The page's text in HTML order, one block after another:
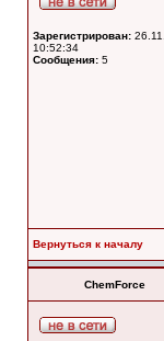
Зарегистрирован:
10:52:34
Сообщения: 5
Вернуться к началу
ChemForce